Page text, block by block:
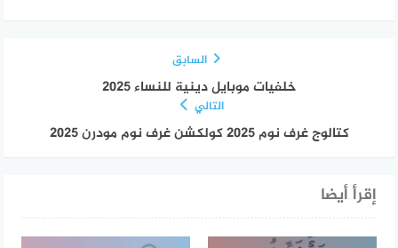
السابق
خلفيات موبايل دينية للنساء 2025
التالي
كتالوج غرف نوم 2025 كولكشن غرف نوم مودرن 2025
إقرأ أيضا